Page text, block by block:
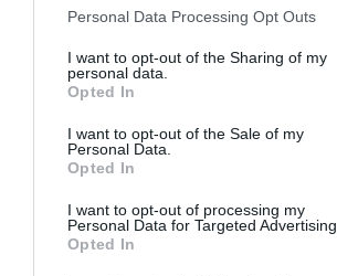
Personal Data Processing Opt Outs
I want to opt-out of the Sharing of my
personal data.
Opted In
I want to opt-out of the Sale of my
Personal Data.
Opted In
I want to opt-out of processing my
Personal Data for Targeted Advertising.
Opted In